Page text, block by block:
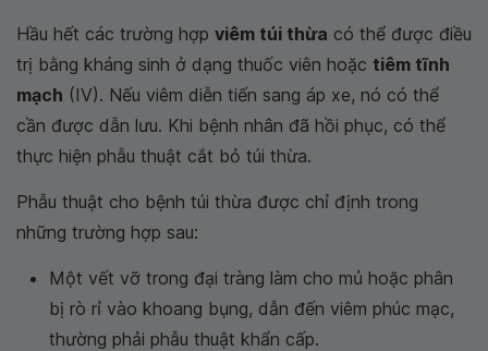
Hầu hết các trường hợp viêm túi thừa có thể được điều
trị bằng kháng sinh ở dạng thuốc viên hoặc tiêm tĩnh
mạch (IV). Nếu viêm diễn tiến sang áp xe, nó có thể
cần được dẫn lưu. Khi bệnh nhân đã hồi phục, có thể
thực hiện phẫu thuật cắt bỏ túi thừa.
Phẫu thuật cho bệnh túi thừa được chỉ định trong
những trường hợp sau:
Một vết vỡ trong đại tràng làm cho mủ hoặc phân
bị rò rỉ vào khoang bụng, dẫn đến viêm phúc mạc,
thường phải phẫu thuật khẩn cấp.